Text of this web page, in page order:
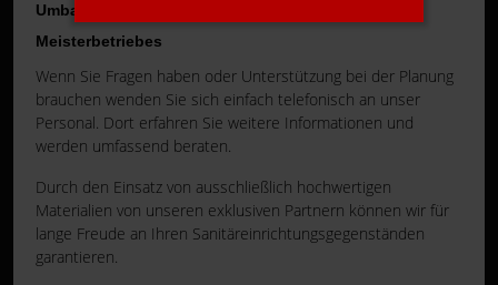
Umbau gehört in die Hand eines zertifizierten
Meisterbetriebes
Wenn Sie Fragen haben oder Unterstützung bei der Planung
brauchen wenden Sie sich einfach telefonisch an unser
Personal. Dort erfahren Sie weitere Informationen und
werden umfassend beraten.
Durch den Einsatz von ausschließlich hochwertigen
Materialien von unseren exklusiven Partnern können wir für
lange Freude an Ihren Sanitäreinrichtungsgegenständen
garantieren.